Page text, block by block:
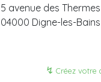
5 avenue des Thermes
04000 Digne-les-Bains
↯ Créez votre